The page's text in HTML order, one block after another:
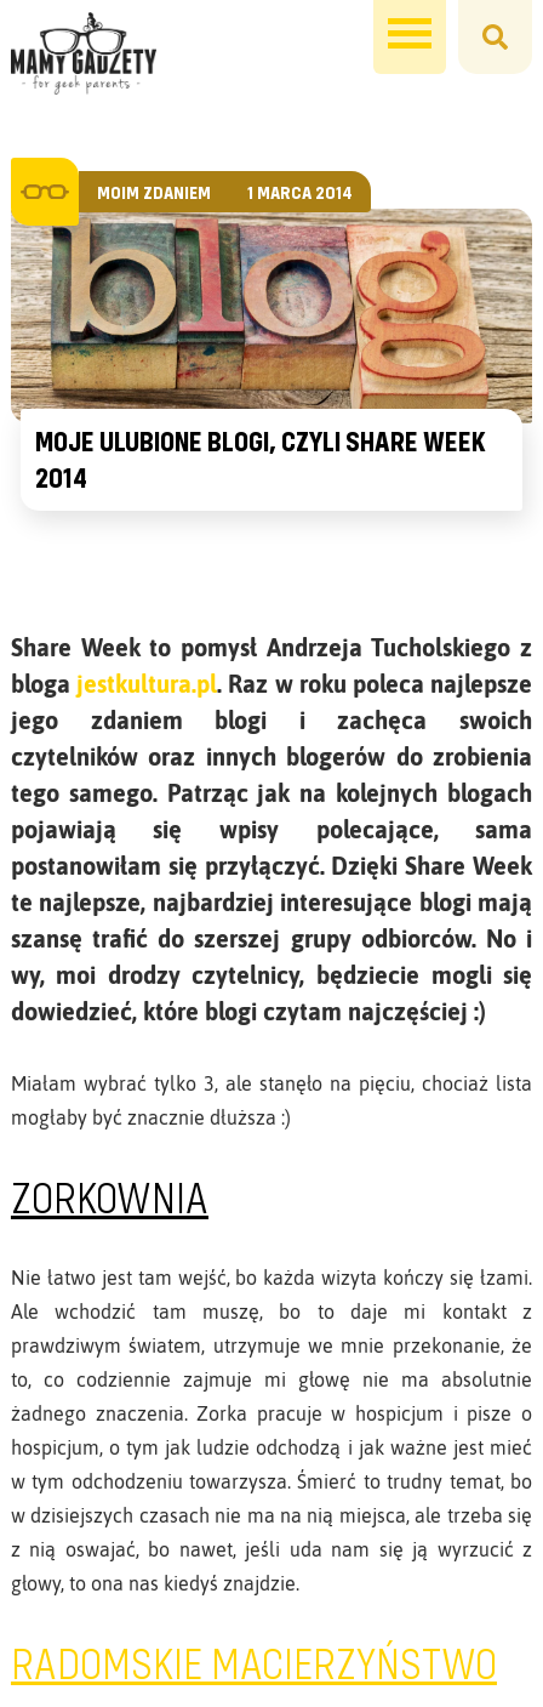
MOIM ZDANIEM 1 MARCA 2014
MOJE ULUBIONE BLOGI, CZYLI SHARE WEEK
2014
Share Week to pomysł Andrzeja Tucholskiego z
bloga jestkultura.pl. Raz w roku poleca najlepsze
jego zdaniem blogi i zachęca swoich
czytelników oraz innych blogerów do zrobienia
tego samego. Patrząc jak na kolejnych blogach
pojawiają się wpisy polecające, sama
postanowiłam się przyłączyć. Dzięki Share Week
te najlepsze, najbardziej interesujące blogi mają
szansę trafić do szerszej grupy odbiorców. No i
wy, moi drodzy czytelnicy, będziecie mogli się
dowiedzieć, które blogi czytam najczęściej :)
Miałam wybrać tylko 3, ale stanęło na pięciu, chociaż lista
mogłaby być znacznie dłuższa :)
ZORKOWNIA
Nie łatwo jest tam wejść, bo każda wizyta kończy się łzami.
Ale wchodzić tam muszę, bo to daje mi kontakt z
prawdziwym światem, utrzymuje we mnie przekonanie, że
to, co codziennie zajmuje mi głowę nie ma absolutnie
żadnego znaczenia. Zorka pracuje w hospicjum i pisze o
hospicjum, o tym jak ludzie odchodzą i jak ważne jest mieć
w tym odchodzeniu towarzysza. Śmierć to trudny temat, bo
w dzisiejszych czasach nie ma na nią miejsca, ale trzeba się
z nią oswajać, bo nawet, jeśli uda nam się ją wyrzucić z
głowy, to ona nas kiedyś znajdzie.
RADOMSKIE MACIERZYŃSTWO